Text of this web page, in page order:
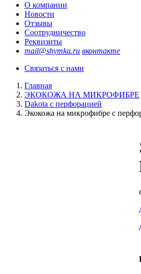
О компании
Новости
Отзывы
Соотрудничество
Реквизиты
mail@shymka.ru вконтакте
Связаться с нами
Главная
ЭКОКОЖА НА МИКРОФИБРЕ
Dakota с перфорацией
Экокожа на микрофибре с